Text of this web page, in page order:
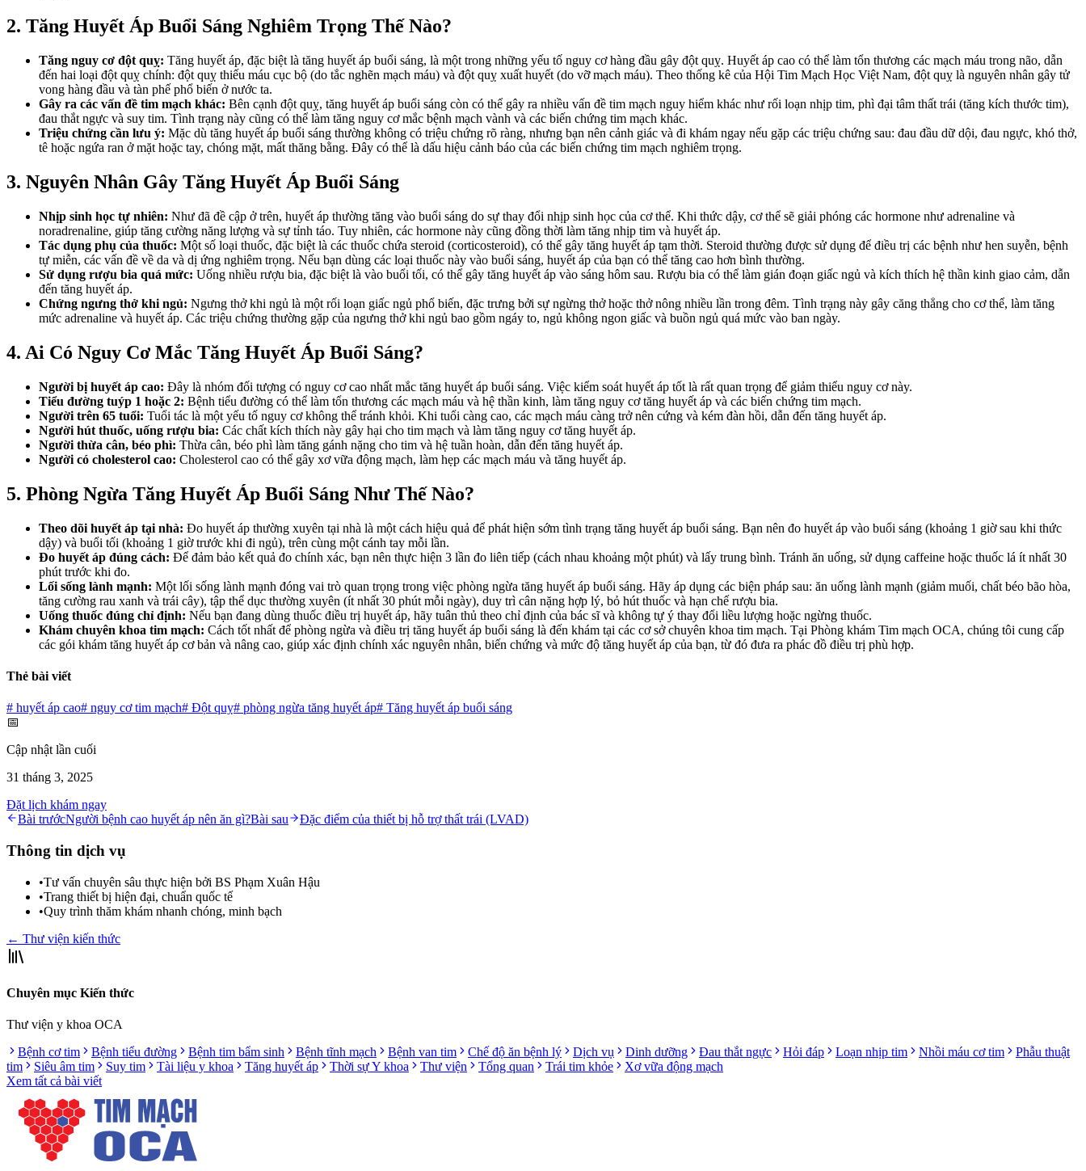
2. Tăng Huyết Áp Buổi Sáng Nghiêm Trọng Thế Nào?
Tăng nguy cơ đột quỵ: Tăng huyết áp, đặc biệt là tăng huyết áp buổi sáng, là một trong những yếu tố nguy cơ hàng đầu gây đột quỵ. Huyết áp cao có thể làm tổn thương các mạch máu trong não, dẫn
đến hai loại đột quỵ chính: đột quỵ thiếu máu cục bộ (do tắc nghẽn mạch máu) và đột quỵ xuất huyết (do vỡ mạch máu). Theo thống kê của Hội Tim Mạch Học Việt Nam, đột quỵ là nguyên nhân gây tử
vong hàng đầu và tàn phế phổ biến ở nước ta.
Gây ra các vấn đề tim mạch khác: Bên cạnh đột quỵ, tăng huyết áp buổi sáng còn có thể gây ra nhiều vấn đề tim mạch nguy hiểm khác như rối loạn nhịp tim, phì đại tâm thất trái (tăng kích thước tim),
đau thắt ngực và suy tim. Tình trạng này cũng có thể làm tăng nguy cơ mắc bệnh mạch vành và các biến chứng tim mạch khác.
Triệu chứng cần lưu ý: Mặc dù tăng huyết áp buổi sáng thường không có triệu chứng rõ ràng, nhưng bạn nên cảnh giác và đi khám ngay nếu gặp các triệu chứng sau: đau đầu dữ dội, đau ngực, khó thở,
tê hoặc ngứa ran ở mặt hoặc tay, chóng mặt, mất thăng bằng. Đây có thể là dấu hiệu cảnh báo của các biến chứng tim mạch nghiêm trọng.
3. Nguyên Nhân Gây Tăng Huyết Áp Buổi Sáng
Nhịp sinh học tự nhiên: Như đã đề cập ở trên, huyết áp thường tăng vào buổi sáng do sự thay đổi nhịp sinh học của cơ thể. Khi thức dậy, cơ thể sẽ giải phóng các hormone như adrenaline và
noradrenaline, giúp tăng cường năng lượng và sự tỉnh táo. Tuy nhiên, các hormone này cũng đồng thời làm tăng nhịp tim và huyết áp.
Tác dụng phụ của thuốc: Một số loại thuốc, đặc biệt là các thuốc chứa steroid (corticosteroid), có thể gây tăng huyết áp tạm thời. Steroid thường được sử dụng để điều trị các bệnh như hen suyễn, bệnh
tự miễn, các vấn đề về da và dị ứng nghiêm trọng. Nếu bạn dùng các loại thuốc này vào buổi sáng, huyết áp của bạn có thể tăng cao hơn bình thường.
Sử dụng rượu bia quá mức: Uống nhiều rượu bia, đặc biệt là vào buổi tối, có thể gây tăng huyết áp vào sáng hôm sau. Rượu bia có thể làm gián đoạn giấc ngủ và kích thích hệ thần kinh giao cảm, dẫn
đến tăng huyết áp.
Chứng ngưng thở khi ngủ: Ngưng thở khi ngủ là một rối loạn giấc ngủ phổ biến, đặc trưng bởi sự ngừng thở hoặc thở nông nhiều lần trong đêm. Tình trạng này gây căng thẳng cho cơ thể, làm tăng
mức adrenaline và huyết áp. Các triệu chứng thường gặp của ngưng thở khi ngủ bao gồm ngáy to, ngủ không ngon giấc và buồn ngủ quá mức vào ban ngày.
4. Ai Có Nguy Cơ Mắc Tăng Huyết Áp Buổi Sáng?
Người bị huyết áp cao: Đây là nhóm đối tượng có nguy cơ cao nhất mắc tăng huyết áp buổi sáng. Việc kiểm soát huyết áp tốt là rất quan trọng để giảm thiểu nguy cơ này.
Tiểu đường tuýp 1 hoặc 2: Bệnh tiểu đường có thể làm tổn thương các mạch máu và hệ thần kinh, làm tăng nguy cơ tăng huyết áp và các biến chứng tim mạch.
Người trên 65 tuổi: Tuổi tác là một yếu tố nguy cơ không thể tránh khỏi. Khi tuổi càng cao, các mạch máu càng trở nên cứng và kém đàn hồi, dẫn đến tăng huyết áp.
Người hút thuốc, uống rượu bia: Các chất kích thích này gây hại cho tim mạch và làm tăng nguy cơ tăng huyết áp.
Người thừa cân, béo phì: Thừa cân, béo phì làm tăng gánh nặng cho tim và hệ tuần hoàn, dẫn đến tăng huyết áp.
Người có cholesterol cao: Cholesterol cao có thể gây xơ vữa động mạch, làm hẹp các mạch máu và tăng huyết áp.
5. Phòng Ngừa Tăng Huyết Áp Buổi Sáng Như Thế Nào?
Theo dõi huyết áp tại nhà: Đo huyết áp thường xuyên tại nhà là một cách hiệu quả để phát hiện sớm tình trạng tăng huyết áp buổi sáng. Bạn nên đo huyết áp vào buổi sáng (khoảng 1 giờ sau khi thức
dậy) và buổi tối (khoảng 1 giờ trước khi đi ngủ), trên cùng một cánh tay mỗi lần.
Đo huyết áp đúng cách: Để đảm bảo kết quả đo chính xác, bạn nên thực hiện 3 lần đo liên tiếp (cách nhau khoảng một phút) và lấy trung bình. Tránh ăn uống, sử dụng caffeine hoặc thuốc lá ít nhất 30
phút trước khi đo.
Lối sống lành mạnh: Một lối sống lành mạnh đóng vai trò quan trọng trong việc phòng ngừa tăng huyết áp buổi sáng. Hãy áp dụng các biện pháp sau: ăn uống lành mạnh (giảm muối, chất béo bão hòa,
tăng cường rau xanh và trái cây), tập thể dục thường xuyên (ít nhất 30 phút mỗi ngày), duy trì cân nặng hợp lý, bỏ hút thuốc và hạn chế rượu bia.
Uống thuốc đúng chỉ định: Nếu bạn đang dùng thuốc điều trị huyết áp, hãy tuân thủ theo chỉ định của bác sĩ và không tự ý thay đổi liều lượng hoặc ngừng thuốc.
Khám chuyên khoa tim mạch: Cách tốt nhất để phòng ngừa và điều trị tăng huyết áp buổi sáng là đến khám tại các cơ sở chuyên khoa tim mạch. Tại Phòng khám Tim mạch OCA, chúng tôi cung cấp
các gói khám tăng huyết áp cơ bản và nâng cao, giúp xác định chính xác nguyên nhân, biến chứng và mức độ tăng huyết áp của bạn, từ đó đưa ra phác đồ điều trị phù hợp.
Thẻ bài viết
# huyết áp cao# nguy cơ tim mạch# Đột quỵ# phòng ngừa tăng huyết áp# Tăng huyết áp buổi sáng
📅
Cập nhật lần cuối
31 tháng 3, 2025
Đặt lịch khám ngay
Bài trướcNgười bệnh cao huyết áp nên ăn gì?Bài sau Đặc điểm của thiết bị hỗ trợ thất trái (LVAD)
Thông tin dịch vụ
•Tư vấn chuyên sâu thực hiện bởi BS Phạm Xuân Hậu
•Trang thiết bị hiện đại, chuẩn quốc tế
•Quy trình thăm khám nhanh chóng, minh bạch
← Thư viện kiến thức
Chuyên mục Kiến thức
Thư viện y khoa OCA
Bệnh cơ tim
Bệnh tiểu đường Bệnh tim bẩm sinh Bệnh tĩnh mạch Bệnh van tim Chế độ ăn bệnh lý Dịch vụ Dinh dưỡng Đau thắt ngực Hỏi đáp Loạn nhịp tim Nhồi máu cơ tim
Phẫu thuật
tim
Siêu âm tim Suy tim Tài liệu y khoa Tăng huyết áp Thời sự Y khoa Thư viện Tổng quan Trái tim khỏe
Xơ vữa động mạch
Xem tất cả bài viết